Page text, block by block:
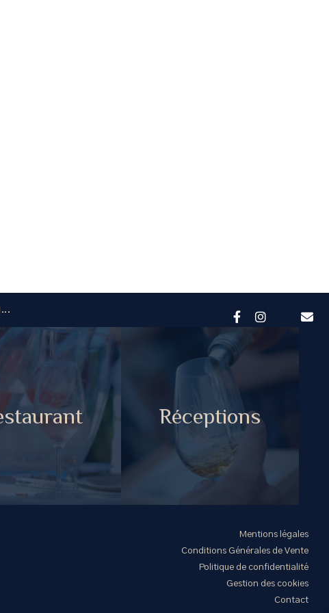
Réceptions
Mentions légales
Conditions Générales de Vente
Politique de confidentialité
Gestion des cookies
Contact